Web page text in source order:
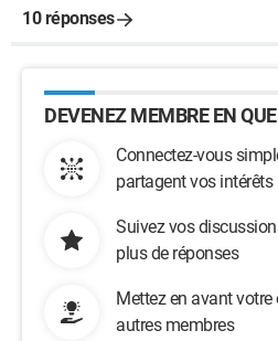
10 réponses
DEVENEZ MEMBRE EN
Connectez-vous
partagent vos intérêts
Suivez vos
plus de réponses
Mettez en avant votre
autres membres